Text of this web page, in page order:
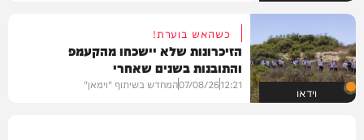
וידאו
כשהאש בוערת!
הזיכרונות שלא יישכחו מהקעמפ
והתובנות בשנים שאחרי
12:21
07/08/26המחדש בשיתוף "וימאן"